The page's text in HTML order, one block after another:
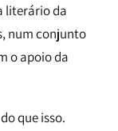
literário da
num conjunto
o apoio da
que isso.